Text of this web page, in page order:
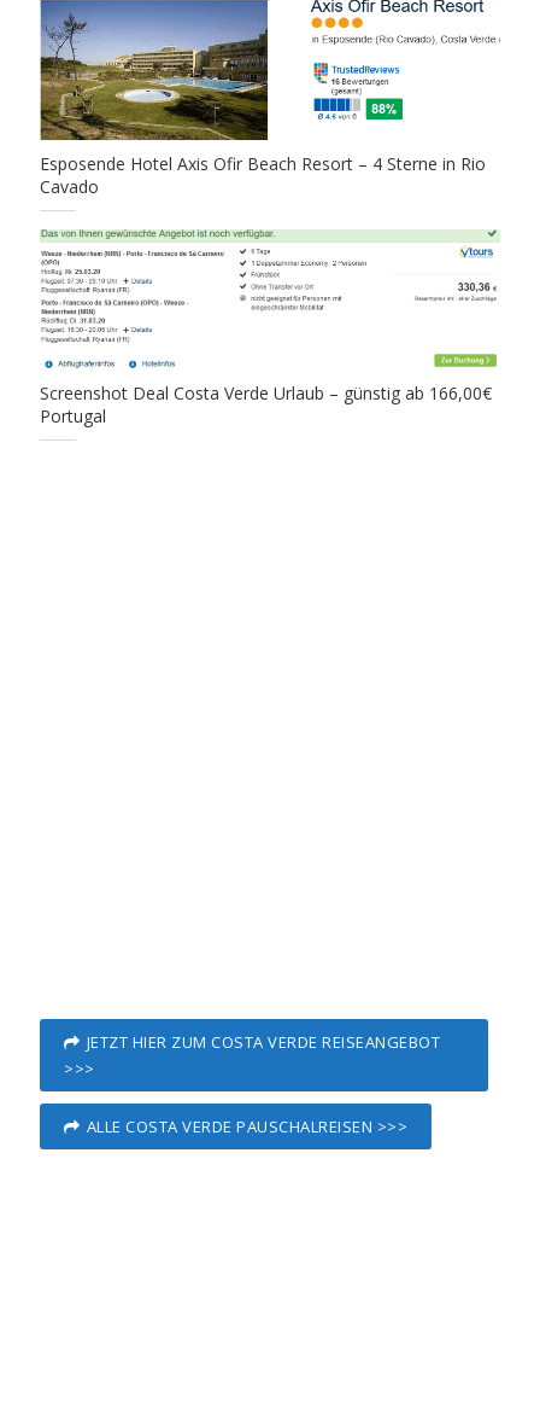
Esposende Hotel Axis Ofir Beach Resort – 4 Sterne in Rio
Cavado
Screenshot Deal Costa Verde Urlaub – günstig ab 166,00€
Portugal
JETZT HIER ZUM COSTA VERDE REISEANGEBOT
>>>
ALLE COSTA VERDE PAUSCHALREISEN >>>